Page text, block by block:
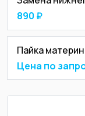
890 ₽
Пайка
Цена по